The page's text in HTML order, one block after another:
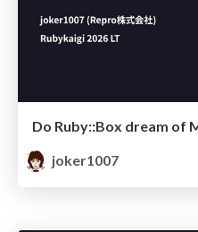
Do Ruby::Box dream of
joker1007